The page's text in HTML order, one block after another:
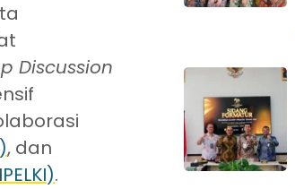
Discussion
, dan
.